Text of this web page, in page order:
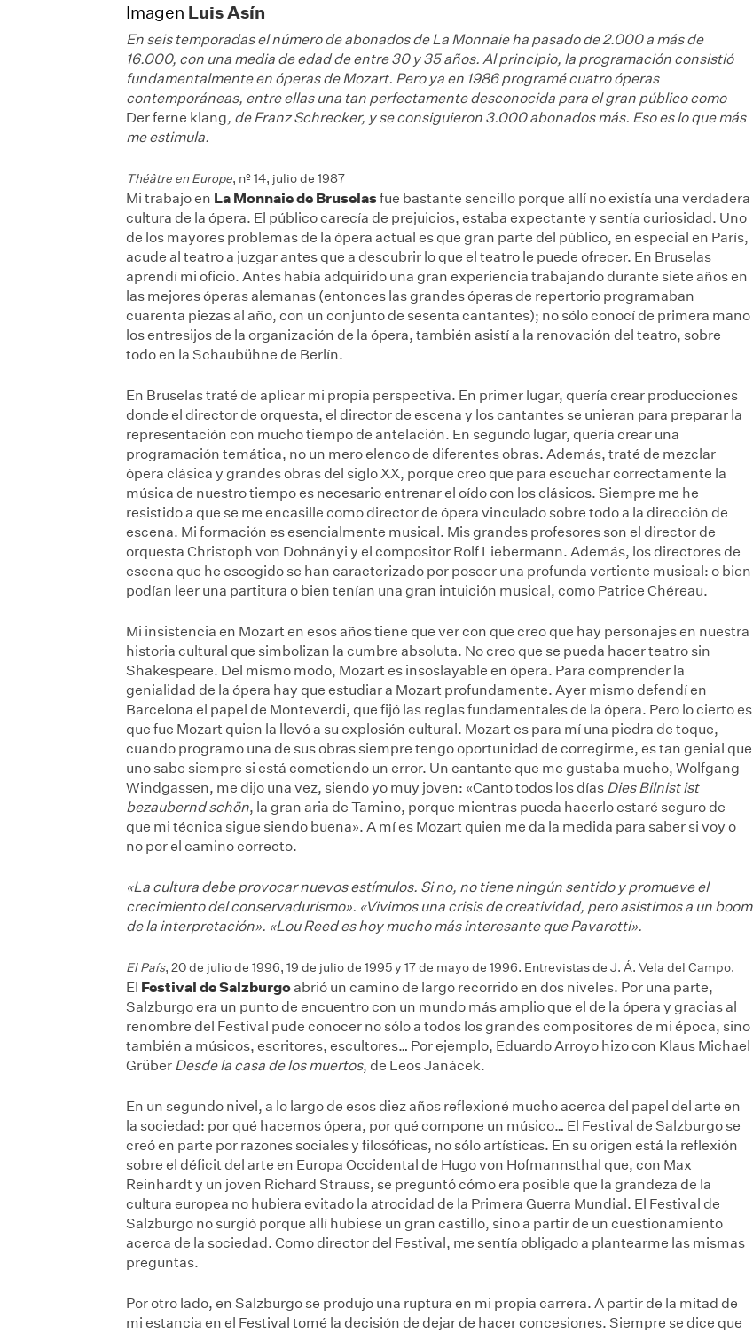
Imagen Luis Asín
En seis temporadas el número de abonados de La Monnaie ha pasado de 2.000 a más de
16.000, con una media de edad de entre 30 y 35 años. Al principio, la programación consistió
fundamentalmente en óperas de Mozart. Pero ya en 1986 programé cuatro óperas
contemporáneas, entre ellas una tan perfectamente desconocida para el gran público como
Der ferne klang, de Franz Schrecker, y se consiguieron 3.000 abonados más. Eso es lo que más
me estimula.
Théâtre en Europe, nº 14, julio de 1987
Mi trabajo en La Monnaie de Bruselasfue bastante sencillo porque allí no existía una verdadera
cultura de la ópera. El público carecía de prejuicios, estaba expectante y sentía curiosidad. Uno
de los mayores problemas de la ópera actual es que gran parte del público, en especial en París,
acude al teatro a juzgar antes que a descubrir lo que el teatro le puede ofrecer. En Bruselas
aprendí mi oficio. Antes había adquirido una gran experiencia trabajando durante siete años en
las mejores óperas alemanas (entonces las grandes óperas de repertorio programaban
cuarenta piezas al año, con un conjunto de sesenta cantantes); no sólo conocí de primera mano
los entresijos de la organización de la ópera, también asistí a la renovación del teatro, sobre
todo en la Schaubühne de Berlín.
En Bruselas traté de aplicar mi propia perspectiva. En primer lugar, quería crear producciones
donde el director de orquesta, el director de escena y los cantantes se unieran para preparar la
representación con mucho tiempo de antelación. En segundo lugar, quería crear una
programación temática, no un mero elenco de diferentes obras. Además, traté de mezclar
ópera clásica y grandes obras del siglo XX, porque creo que para escuchar correctamente la
música de nuestro tiempo es necesario entrenar el oído con los clásicos. Siempre me he
resistido a que se me encasille como director de ópera vinculado sobre todo a la dirección de
escena. Mi formación es esencialmente musical. Mis grandes profesores son el director de
orquesta Christoph von Dohnányi y el compositor Rolf Liebermann. Además, los directores de
escena que he escogido se han caracterizado por poseer una profunda vertiente musical: o bien
podían leer una partitura o bien tenían una gran intuición musical, como Patrice Chéreau.
Mi insistencia en Mozart en esos años tiene que ver con que creo que hay personajes en nuestra
historia cultural que simbolizan la cumbre absoluta. No creo que se pueda hacer teatro sin
Shakespeare. Del mismo modo, Mozart es insoslayable en ópera. Para comprender la
genialidad de la ópera hay que estudiar a Mozart profundamente. Ayer mismo defendí en
Barcelona el papel de Monteverdi, que fijó las reglas fundamentales de la ópera. Pero lo cierto es
que fue Mozart quien la llevó a su explosión cultural. Mozart es para mí una piedra de toque,
cuando programo una de sus obras siempre tengo oportunidad de corregirme, es tan genial que
uno sabe siempre si está cometiendo un error. Un cantante que me gustaba mucho, Wolfgang
Windgassen, me dijo una vez, siendo yo muy joven: «Canto todos los días Dies Bilnist ist
bezaubernd schön, la gran aria de Tamino, porque mientras pueda hacerlo estaré seguro de
que mi técnica sigue siendo buena». A mí es Mozart quien me da la medida para saber si voy o
no por el camino correcto.
«La cultura debe provocar nuevos estímulos. Si no, no tiene ningún sentido y promueve el
crecimiento del conservadurismo». «Vivimos una crisis de creatividad, pero asistimos a un boom
de la interpretación». «Lou Reed es hoy mucho más interesante que Pavarotti».
El País, 20 de julio de 1996, 19 de julio de 1995 y 17 de mayo de 1996. Entrevistas de J. Á. Vela del Campo.
El Festival de Salzburgoabrió un camino de largo recorrido en dos niveles. Por una parte,
Salzburgo era un punto de encuentro con un mundo más amplio que el de la ópera y gracias al
renombre del Festival pude conocer no sólo a todos los grandes compositores de mi época, sino
también a músicos, escritores, escultores… Por ejemplo, Eduardo Arroyo hizo con Klaus Michael
Grüber Desde la casa de los muertos, de Leos Janácek.
En un segundo nivel, a lo largo de esos diez años reflexioné mucho acerca del papel del arte en
la sociedad: por qué hacemos ópera, por qué compone un músico… El Festival de Salzburgo se
creó en parte por razones sociales y filosóficas, no sólo artísticas. En su origen está la reflexión
sobre el déficit del arte en Europa Occidental de Hugo von Hofmannsthal que, con Max
Reinhardt y un joven Richard Strauss, se preguntó cómo era posible que la grandeza de la
cultura europea no hubiera evitado la atrocidad de la Primera Guerra Mundial. El Festival de
Salzburgo no surgió porque allí hubiese un gran castillo, sino a partir de un cuestionamiento
acerca de la sociedad. Como director del Festival, me sentía obligado a plantearme las mismas
preguntas.
Por otro lado, en Salzburgo se produjo una ruptura en mi propia carrera. A partir de la mitad de
mi estancia en el Festival tomé la decisión de dejar de hacer concesiones. Siempre se dice que